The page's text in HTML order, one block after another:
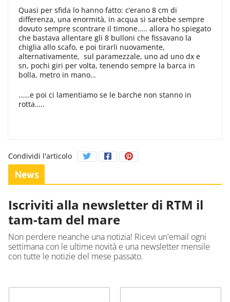
Quasi per sfida lo hanno fatto: c’erano 8 cm di
differenza, una enormità, in acqua si sarebbe sempre
dovuto sempre scontrare il timone….. allora ho spiegato
che bastava allentare gli 8 bulloni che fissavano la
chiglia allo scafo, e poi tirarli nuovamente,
alternativamente, sul paramezzale, uno ad uno dx e
sn, pochi giri per volta, tenendo sempre la barca in
bolla, metro in mano…
……e poi ci lamentiamo se le barche non stanno in
rotta…..
Condividi l'articolo
News
Iscriviti alla newsletter di RTM il
tam-tam del mare
Non perdere neanche una notizia! Ricevi un'email ogni
settimana con le ultime novità e una newsletter mensile
con tutte le notizie del mese passato.